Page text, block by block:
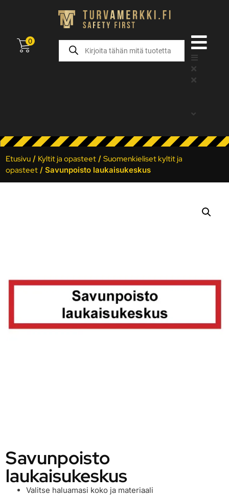
0
Etusivu / Kyltit ja opasteet /Suomenkieliset kyltit ja
opasteet / Savunpoisto laukaisukeskus
Savunpoisto
laukaisukeskus
Valitse haluamasi koko ja materiaali